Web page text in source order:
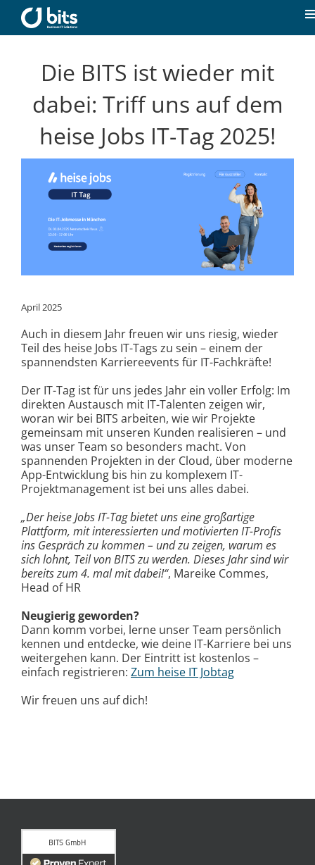
Inhalt
springen
Aktuelles
Unsere Kompetenzen
Karriere
Über uns
Die BITS ist wieder mit
dabei: Triff uns auf dem
heise Jobs IT-Tag 2025!
April 2025
Auch in diesem Jahr freuen wir uns riesig, wieder
Teil des heise Jobs IT-Tags zu sein – einem der
spannendsten Karriereevents für IT-Fachkräfte!
Der IT-Tag ist für uns jedes Jahr ein voller Erfolg: Im
direkten Austausch mit IT-Talenten zeigen wir,
woran wir bei BITS arbeiten, wie wir Projekte
gemeinsam mit unseren Kunden realisieren – und
was unser Team so besonders macht. Von
spannenden Projekten in der Cloud, über moderne
App-Entwicklung bis hin zu komplexem IT-
Projektmanagement ist bei uns alles dabei.
„Der heise Jobs IT-Tag bietet uns eine großartige
Plattform, mit interessierten und motivierten IT-Profis
ins Gespräch zu kommen – und zu zeigen, warum es
sich lohnt, Teil von BITS zu werden. Dieses Jahr sind wir
bereits zum 4. mal mit dabei!“, Mareike Commes,
Head of HR
Neugierig geworden?
Dann komm vorbei, lerne unser Team persönlich
kennen und entdecke, wie deine IT-Karriere bei uns
weitergehen kann. Der Eintritt ist kostenlos –
einfach registrieren: Zum heise IT Jobtag
Wir freuen uns auf dich!